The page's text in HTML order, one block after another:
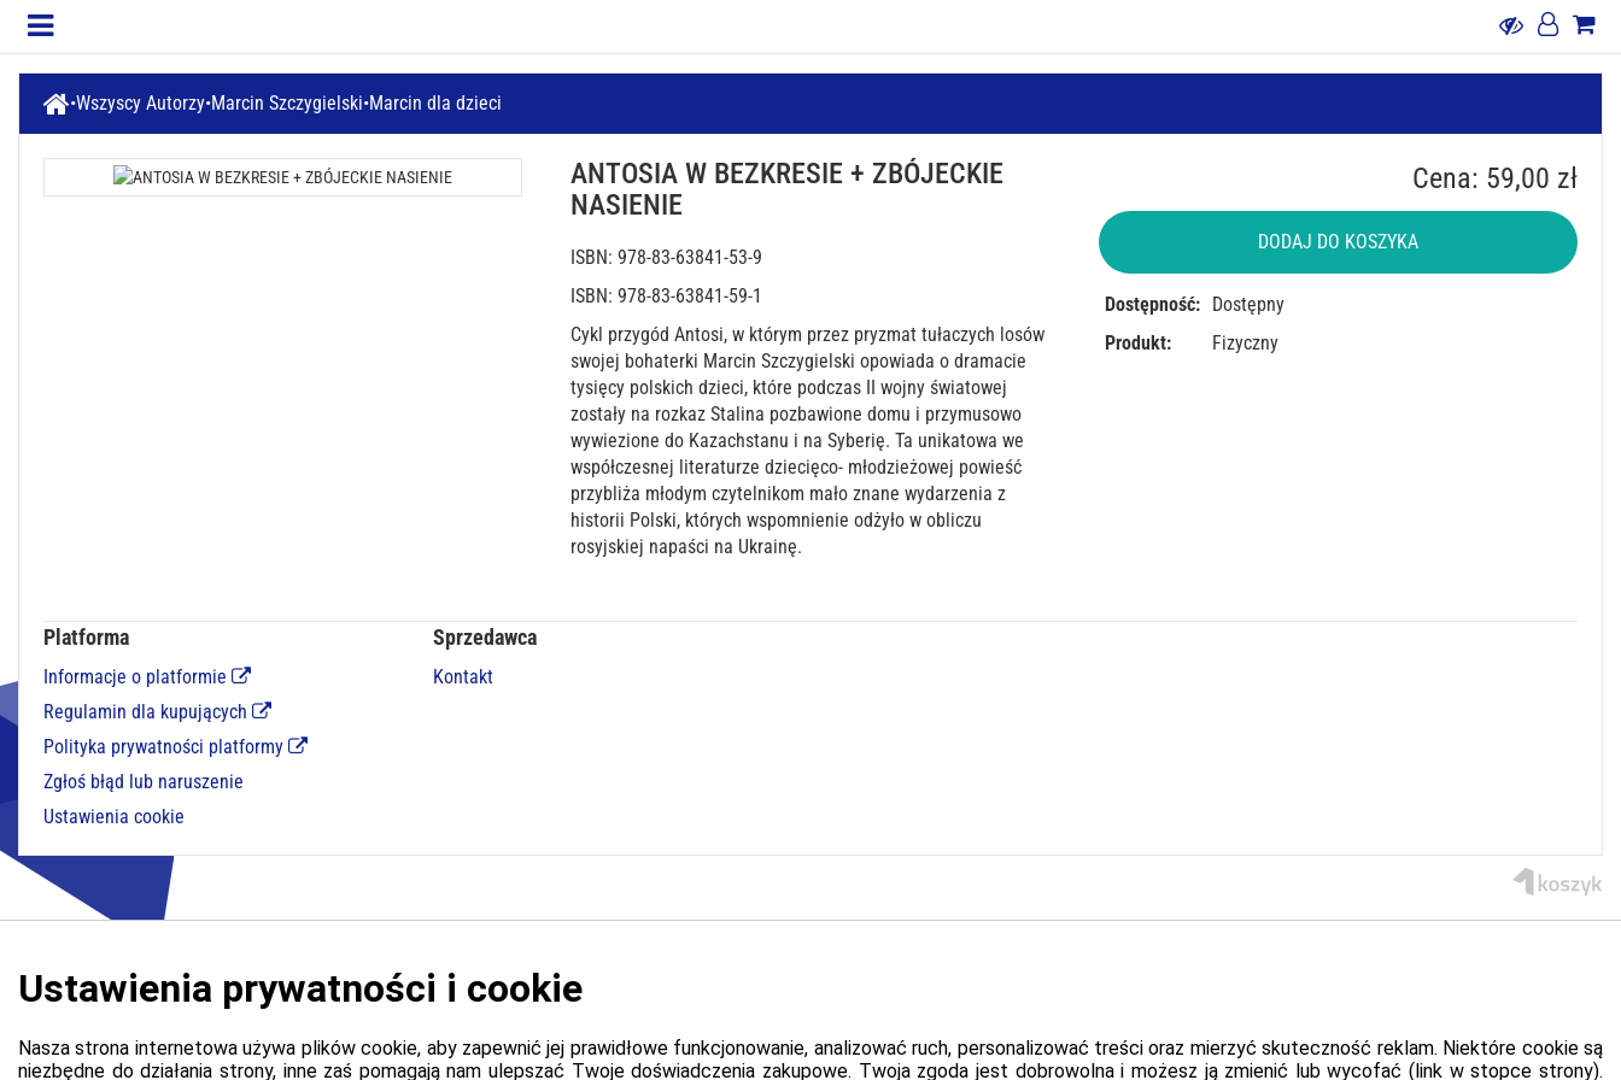
Wszyscy Autorzy Marcin Szczygielski Marcin dla dzieci
ANTOSIA W BEZKRESIE + ZBÓJECKIE
NASIENIE
ISBN: 978-83-63841-53-9
ISBN: 978-83-63841-59-1
Cykl przygód Antosi, w którym przez pryzmat tułaczych losów
swojej bohaterki Marcin Szczygielski opowiada o dramacie
tysięcy polskich dzieci, które podczas II wojny światowej
zostały na rozkaz Stalina pozbawione domu i przymusowo
wywiezione do Kazachstanu i na Syberię. Ta unikatowa we
współczesnej literaturze dziecięco- młodzieżowej powieść
przybliża młodym czytelnikom mało znane wydarzenia z
historii Polski, których wspomnienie odżyło w obliczu
rosyjskiej napaści na Ukrainę.
Cena: 59,00 zł
DODAJ DO KOSZYKA
Dostępność: Dostępny
Produkt:
Fizyczny
Platforma
Informacje o platformie
Regulamin dla kupujących
Polityka prywatności platformy
Zgłoś błąd lub naruszenie
Ustawienia cookie
Sprzedawca
Kontakt